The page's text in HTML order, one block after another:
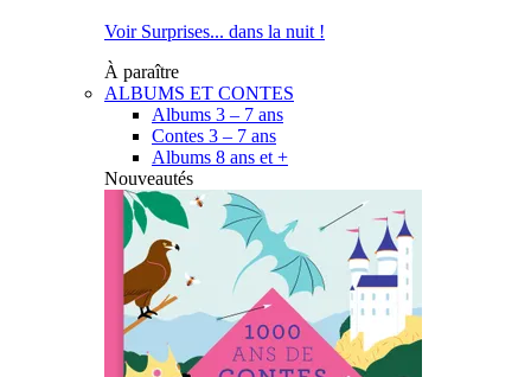
Voir Surprises... dans la nuit !
À paraître
ALBUMS ET CONTES
Albums 3 – 7 ans
Contes 3 – 7 ans
Albums 8 ans et +
Nouveautés